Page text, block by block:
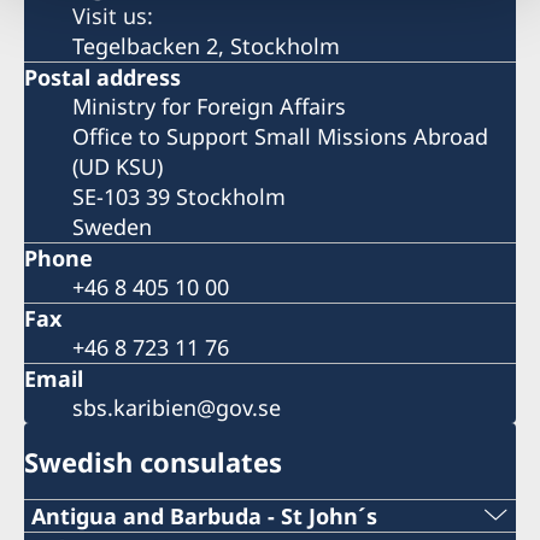
Visit us:
Tegelbacken 2, Stockholm
Postal address
Ministry for Foreign Affairs
Office to Support Small Missions Abroad
(UD KSU)
SE-103 39 Stockholm
Sweden
Phone
+46 8 405 10 00
Fax
+46 8 723 11 76
Email
sbs.karibien@gov.se
Swedish consulates
Antigua and Barbuda - St John´s